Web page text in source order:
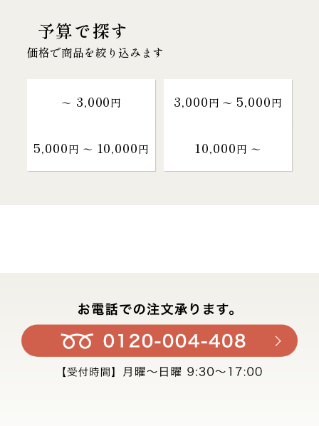
予算で探す
価格で商品を絞り込みます
～ 3,000円 3,000円 〜 5,000円
5,000円 〜 10,000円 10,000円 〜